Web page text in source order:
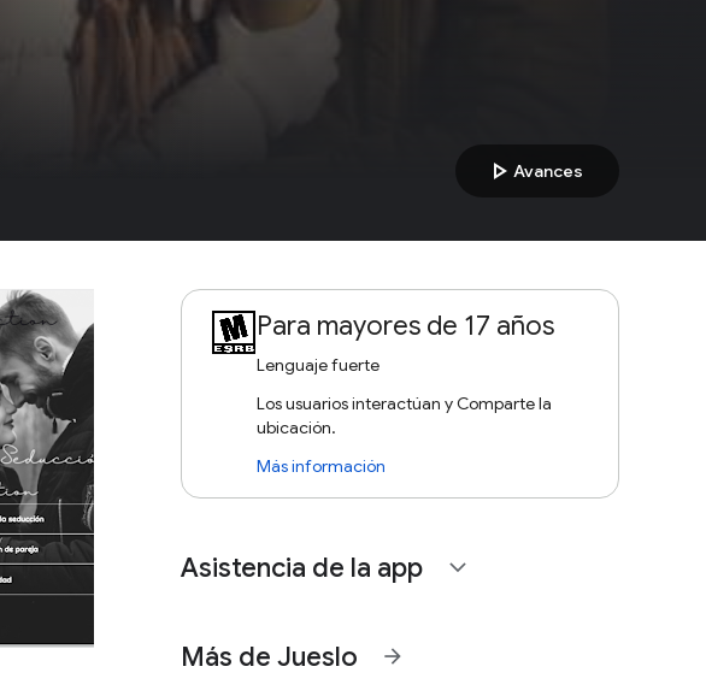
play_arrow Avances
Para mayores de 17 años
Lenguaje fuerte
Los usuarios interactúan y Comparte la
ubicación.
Más información
Asistencia de la app expand_more
Más de Jueslo arrow_forward